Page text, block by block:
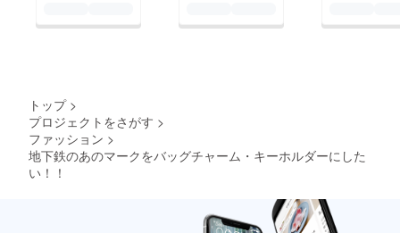
トップ >
プロジェクトをさがす >
ファッション >
地下鉄のあのマークをバッグチャーム・キーホルダーにした
い！！